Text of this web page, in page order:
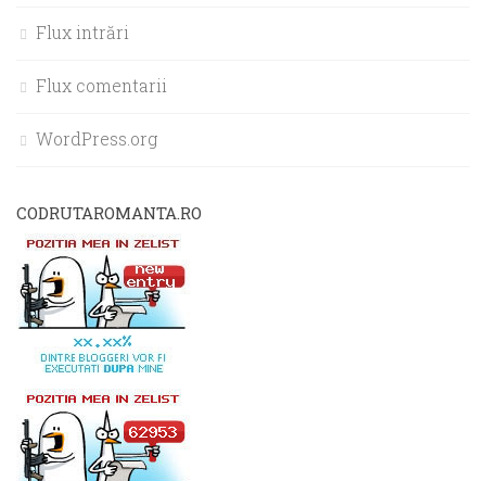
Flux intrări
Flux comentarii
WordPress.org
CODRUTAROMANTA.RO